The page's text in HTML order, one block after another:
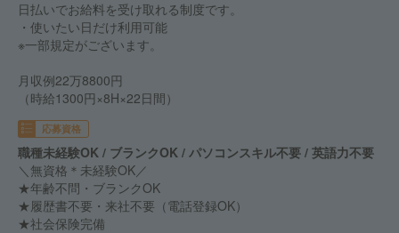
日払いでお給料を受け取れる制度です。
・使いたい日だけ利用可能
※一部規定がございます。
月収例22万8800円
（時給1300円×8H×22日間）
応募資格
職種未経験OK / ブランクOK / パソコンスキル不要 / 英語力不要
＼無資格＊未経験OK／
★年齢不問・ブランクOK
★履歴書不要・来社不要（電話登録OK）
★社会保険完備